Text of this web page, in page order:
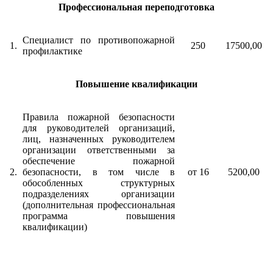
Профессиональная переподготовка
1.
Специалист по противопожарной
профилактике
250 17500,00
Повышение квалификации
2.
Правила пожарной безопасности
для руководителей организаций,
лиц, назначенных руководителем
организации ответственными за
обеспечение пожарной
безопасности, в том числе в
обособленных структурных
подразделениях организации
(дополнительная профессиональная
программа повышения
квалификации)
от 16 5200,00